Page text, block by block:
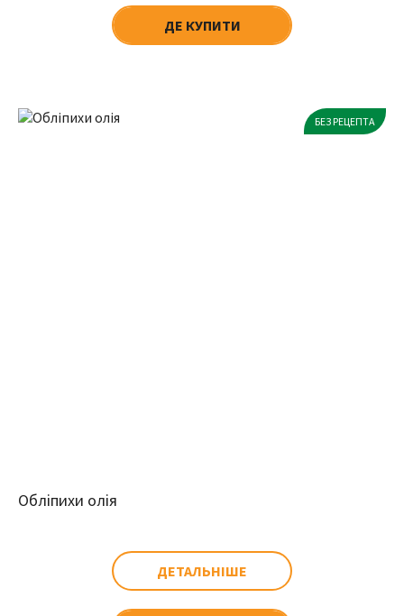
ДЕ КУПИТИ
БЕЗ РЕЦЕПТА
Обліпихи олія
ДЕТАЛЬНІШЕ